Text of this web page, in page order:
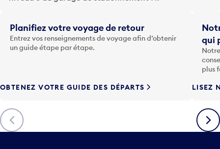
l
t
o
u
F
è
c
h
Précédent
Planifiez votre voyage de retour
Entrez vos renseignements de voyage afin d’obtenir
un guide étape par étape.
OBTENEZ VOTRE GUIDE DES DÉPARTS
qui
plus
LISEZ